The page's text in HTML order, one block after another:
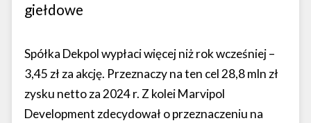
giełdowe
Spółka Dekpol wypłaci więcej niż rok wcześniej –
3,45 zł za akcję. Przeznaczy na ten cel 28,8 mln zł
zysku netto za 2024 r. Z kolei Marvipol
Development zdecydował o przeznaczeniu na